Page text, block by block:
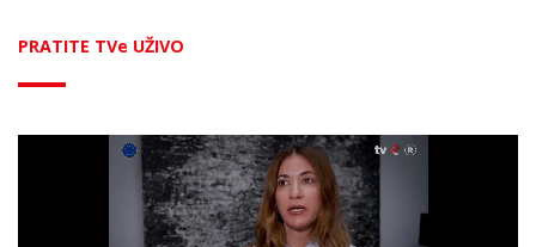
PRATITE TVe UŽIVO